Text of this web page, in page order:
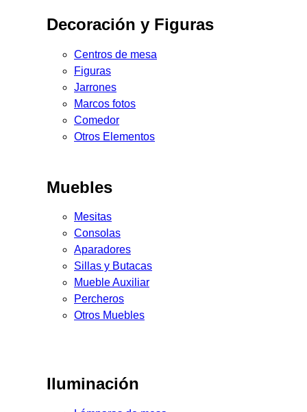
Decoración y Figuras
Centros de mesa
Figuras
Jarrones
Marcos fotos
Comedor
Otros Elementos
Muebles
Mesitas
Consolas
Aparadores
Sillas y Butacas
Mueble Auxiliar
Percheros
Otros Muebles
Iluminación